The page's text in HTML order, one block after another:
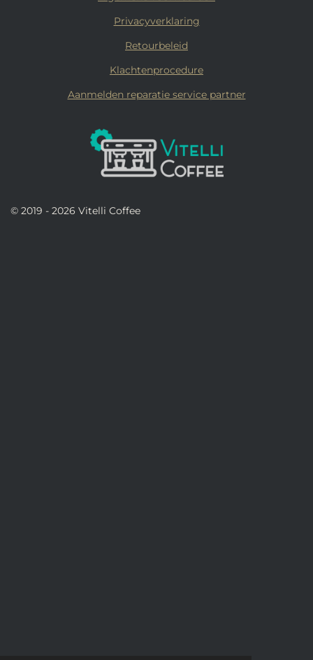
Privacyverklaring
Retourbeleid
Klachtenprocedure
Aanmelden reparatie service partner
© 2019 - 2026 Vitelli Coffee